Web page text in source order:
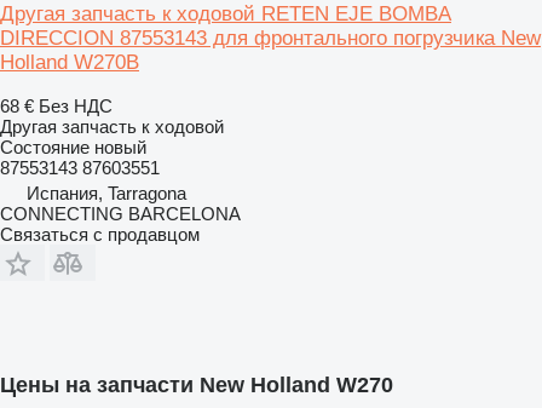
Другая запчасть к ходовой RETEN EJE BOMBA
DIRECCION 87553143 для фронтального погрузчика New
Holland W270B
68 € Без НДС
Другая запчасть к ходовой
Состояние новый
87553143 87603551
Испания, Tarragona
CONNECTING BARCELONA
Связаться с продавцом
Цены на запчасти New Holland W270